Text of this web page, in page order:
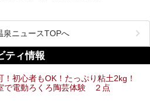
ついではもちろん、近隣にお住いの方はぜ
てみてくださいね。
泉ニュースTOPへ
ティ情報
！初心者もOK！たっぷり粘土2kg！
で電動ろくろ陶芸体験 ２点